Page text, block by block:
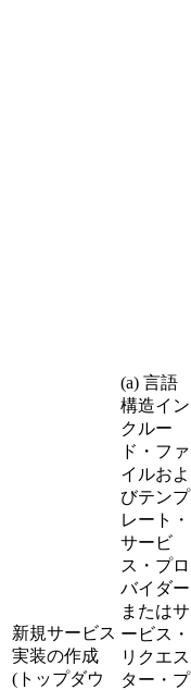
新規サービス
実装の作成
(トップダウ
(a) 言語
構造イン
クルー
ド・ファ
イルおよ
びテンプ
レート・
サービ
ス・プロ
バイダー
またはサ
ービス・
リクエス
ター・プ